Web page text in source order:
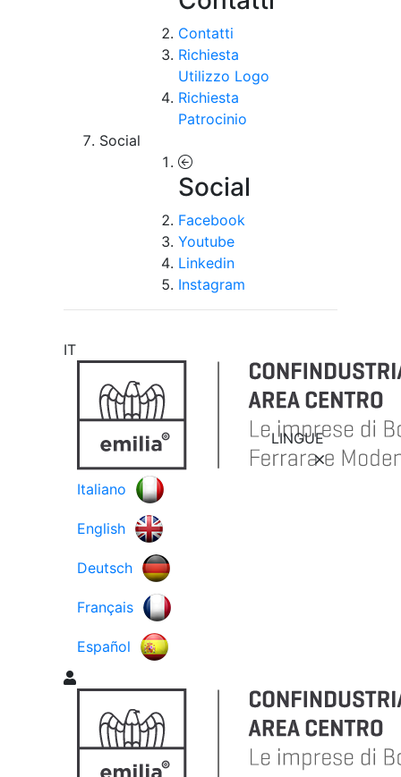
Contatti
Richiesta
Utilizzo Logo
Richiesta
Patrocinio
Social
Social
Facebook
Youtube
Linkedin
Instagram
IT
LINGUE
Italiano
English
Deutsch
Français
Español